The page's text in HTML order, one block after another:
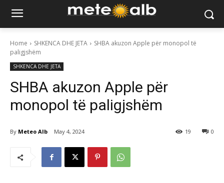
Home SHKENCA DHE JETA
SHBA akuzon Apple për monopol të
paligjshëm
SHKENCA DHE JETA
SHBA akuzon Apple për
monopol të paligjshëm
By Meteo Alb May 4, 2024 0
19